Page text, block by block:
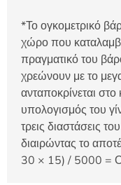
*Το ογκομετρικό
χώρο που
πραγματικό του
χρεώνουν με το
ανταποκρίνεται
υπολογισμός του
τρεις διαστάσεις
διαιρώντας το
30 × 15) / 5000 =